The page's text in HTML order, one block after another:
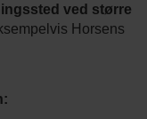
ved større
Horsens